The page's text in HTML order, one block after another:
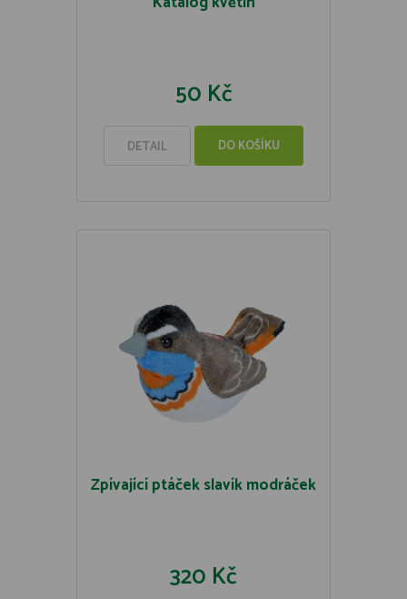
50 Kč
DETAIL DO KOŠÍKU
Zpívající ptáček slavík modráček
320 Kč